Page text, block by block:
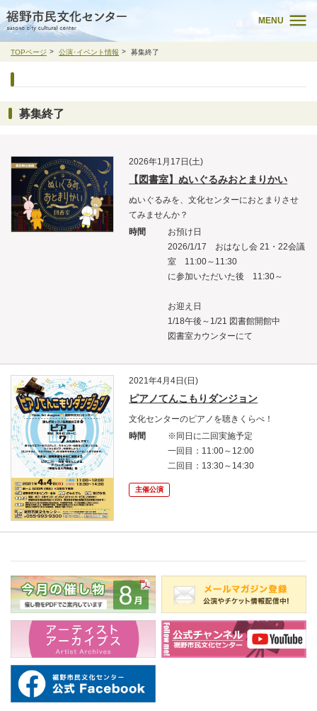
MENU
TOPページ 公演･イベント情報 募集終了
募集終了
2026年1月17日(土)
【図書室】ぬいぐるみおとまりかい
ぬいぐるみを、文化センターにおとまりさせ
てみませんか？
時間
お預け日
2026/1/17 おはなし会 21・22会議
室 11:00～11:30
に参加いただいた後 11:30～
お迎え日
1/18午後～1/21 図書館開館中
図書室カウンターにて
2021年4月4日(日)
ピアノてんこもりダンジョン
文化センターのピアノを聴きくらべ！
時間
※同日に二回実施予定
一回目：11:00～12:00
二回目：13:30～14:30
主催公演